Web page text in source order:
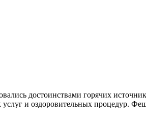
достоинствами горячих
и оздоровительных процедур.